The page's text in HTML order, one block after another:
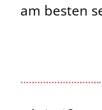
am besten